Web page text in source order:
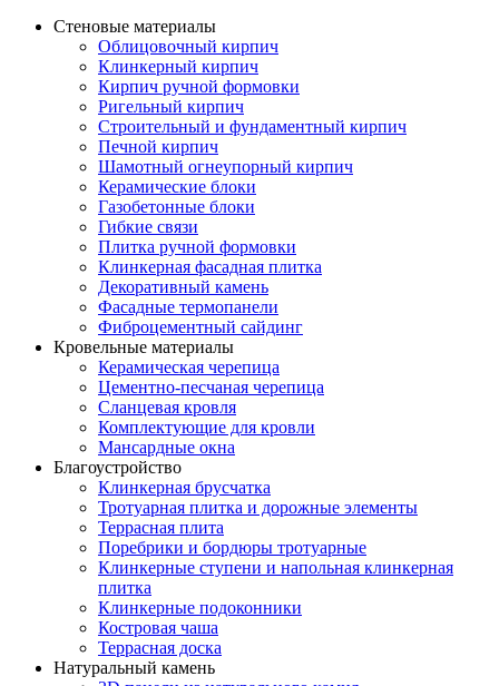
Стеновые материалы
Облицовочный кирпич
Клинкерный кирпич
Кирпич ручной формовки
Ригельный кирпич
Строительный и фундаментный кирпич
Печной кирпич
Шамотный огнеупорный кирпич
Керамические блоки
Газобетонные блоки
Гибкие связи
Плитка ручной формовки
Клинкерная фасадная плитка
Декоративный камень
Фасадные термопанели
Фиброцементный сайдинг
Кровельные материалы
Керамическая черепица
Цементно-песчаная черепица
Сланцевая кровля
Комплектующие для кровли
Мансардные окна
Благоустройство
Клинкерная брусчатка
Тротуарная плитка и дорожные элементы
Террасная плита
Поребрики и бордюры тротуарные
Клинкерные ступени и напольная клинкерная
плитка
Клинкерные подоконники
Костровая чаша
Террасная доска
Натуральный камень